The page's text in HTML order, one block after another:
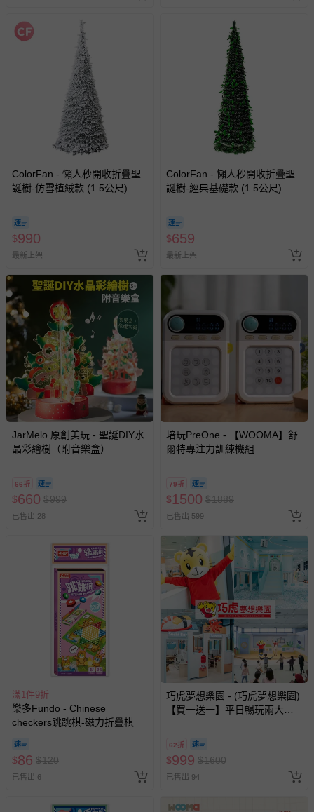
ColorFan - 懶人秒開收折疊聖
誕樹-仿雪植絨款 (1.5公尺)
$990
最新上架
ColorFan - 懶人秒開收折疊聖
誕樹-經典基礎款 (1.5公尺)
$659
最新上架
JarMelo 原創美玩 - 聖誕DIY水
晶彩繪樹（附音樂盒）
66折
$660 $999
已售出 28
培玩PreOne - 【WOOMA】舒
爾特專注力訓練機組
79折
$1500 $1889
已售出 599
滿1件9折
樂多Fundo - Chinese
checkers跳跳棋-磁力折疊棋
$86 $120
已售出 6
巧虎夢想樂園 - (巧虎夢想樂園)
【買一送一】平日暢玩兩大一
換，贈送券現場領取)-效期至
2026/10/16 正券逾期視同現金
券使用
62折
$999 $1600
已售出 94